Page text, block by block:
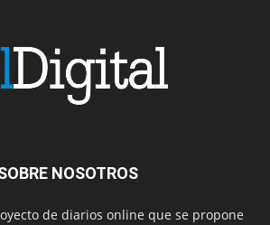
NOSOTROS
de diarios online que se propone